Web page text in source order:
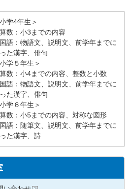
学4年生＞
数：小3までの内容
語：物語文、説明文、前学年までに
た漢字、俳句
学５年生＞
数：小4までの内容、整数と小数
語：物語文、説明文、前学年までに
った漢字、俳句
学６年生＞
数：小5までの内容、対称な図形
語：随筆文、説明文、前学年までに
た漢字、詩